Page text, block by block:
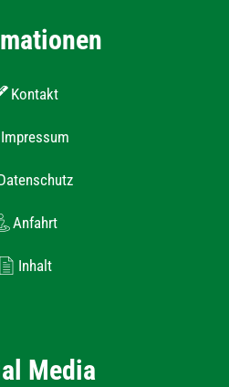
Kontakt
Impressum
Anfahrt
Inhalt
Media